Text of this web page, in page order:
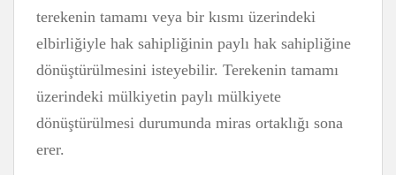
terekenin tamamı veya bir kısmı üzerindeki
elbirliğiyle hak sahipliğinin paylı hak sahipliğine
dönüştürülmesini isteyebilir. Terekenin tamamı
üzerindeki mülkiyetin paylı mülkiyete
dönüştürülmesi durumunda miras ortaklığı sona
erer.